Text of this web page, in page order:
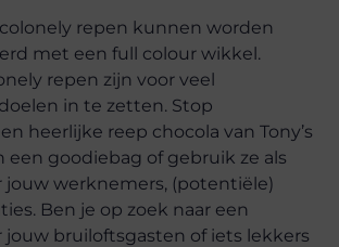
repen kunnen worden
met een full colour wikkel.
repen zijn voor veel
in te zetten. Stop
heerlijke reep chocola van Tony’s
een goodiebag of gebruik ze als
jouw werknemers, (potentiële)
Ben je op zoek naar een
jouw bruiloftsgasten of iets lekkers